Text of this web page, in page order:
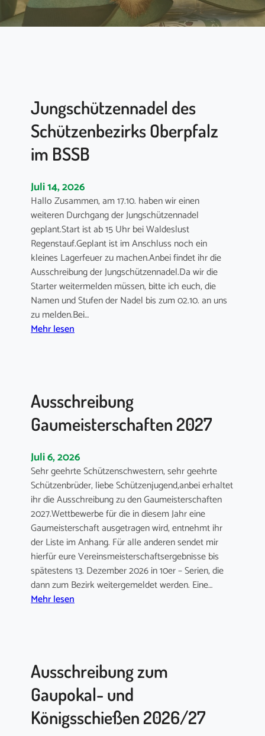
Jungschützennadel des
Schützenbezirks Oberpfalz
im BSSB
Juli 14, 2026
Hallo Zusammen, am 17.10. haben wir einen
weiteren Durchgang der Jungschützennadel
geplant.Start ist ab 15 Uhr bei Waldeslust
Regenstauf.Geplant ist im Anschluss noch ein
kleines Lagerfeuer zu machen.Anbei findet ihr die
Ausschreibung der Jungschützennadel.Da wir die
Starter weitermelden müssen, bitte ich euch, die
Namen und Stufen der Nadel bis zum 02.10. an uns
zu melden.Bei…
Mehr lesen:
s
h
t
z
e
n
n
a
d
e
l
d
e
ü
t
z
e
n
Ausschreibung
Gaumeisterschaften 2027
Juli 6, 2026
Sehr geehrte Schützenschwestern, sehr geehrte
Schützenbrüder, liebe Schützenjugend,anbei erhaltet
ihr die Ausschreibung zu den Gaumeisterschaften
2027.Wettbewerbe für die in diesem Jahr eine
Gaumeisterschaft ausgetragen wird, entnehmt ihr
der Liste im Anhang. Für alle anderen sendet mir
hierfür eure Vereinsmeisterschaftsergebnisse bis
spätestens 13. Dezember 2026 in 10er – Serien, die
dann zum Bezirk weitergemeldet werden. Eine…
Mehr lesen:
c
h
r
e
i
Ausschreibung zum
Gaupokal- und
Königsschießen 2026/27